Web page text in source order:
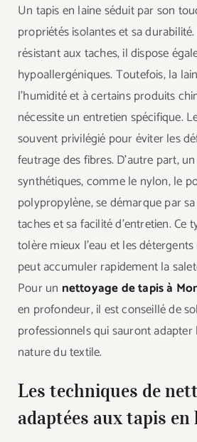
Un tapis en laine séduit par son
propriétés isolantes et sa
résistant aux taches, il dispose
hypoallergéniques. Toutefois, la
l’humidité et à certains produits
nécessite un entretien spécifique.
souvent privilégié pour éviter les
feutrage des fibres. D’autre part,
synthétiques, comme le nylon, le
polypropylène, se démarque par
taches et sa facilité d’entretien. Ce
tolère mieux l’eau et les
peut accumuler rapidement la
Pour un nettoyage de tapis à
en profondeur, il est conseillé de
professionnels qui sauront
nature du textile.
Les techniques de
adaptées aux tapis en